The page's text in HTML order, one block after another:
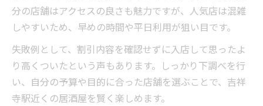
分の店舗はアクセスの良さも魅力ですが、人気店は混雑
しやすいため、早めの時間や平日利用が狙い目です。
失敗例として、割引内容を確認せずに入店して思ったよ
り高くついたという声もあります。しっかり下調べを行
い、自分の予算や目的に合った店舗を選ぶことで、吉祥
寺駅近くの居酒屋を賢く楽しめます。